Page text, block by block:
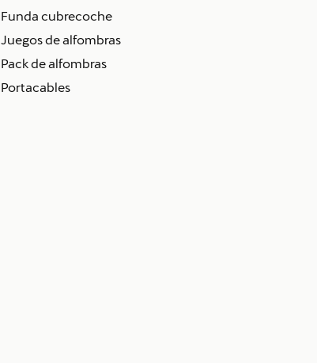
Funda cubrecoche
Juegos de alfombras
Pack de alfombras
Portacables